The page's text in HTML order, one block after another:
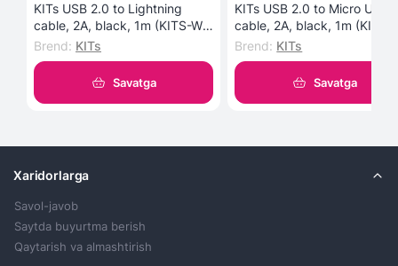
KITs USB 2.0 to Lightning
cable, 2A, black, 1m (KITS-W-
003) kabeli
Brend: KITs
Savatga
KITs USB 2.0 to Micro USB
cable, 2A, black, 1m (KITS-
002) kabeli
Brend: KITs
Savatga
Xaridorlarga
Savol-javob
Saytda buyurtma berish
Qaytarish va almashtirish